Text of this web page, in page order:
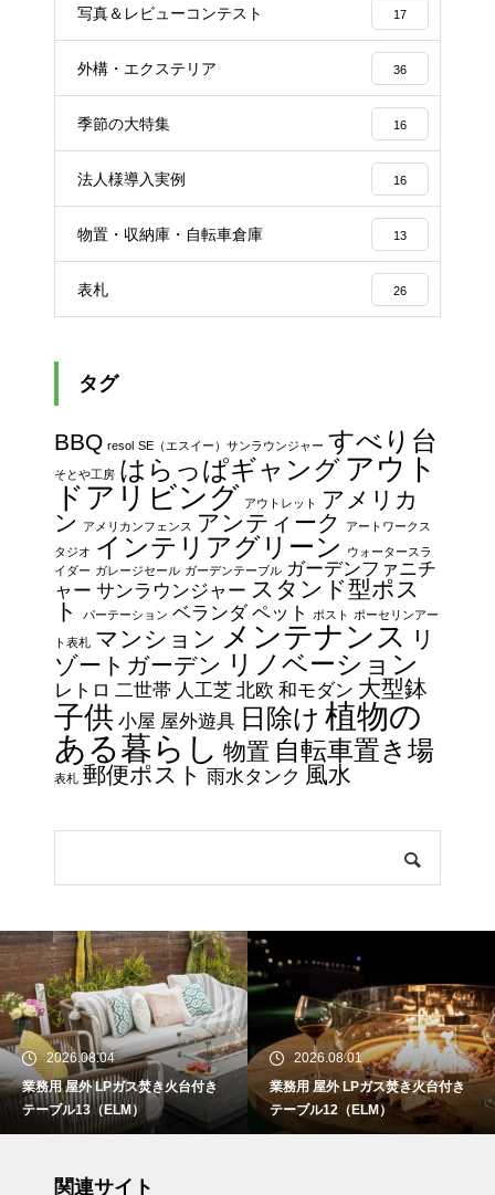
写真＆レビューコンテスト 17
外構・エクステリア 36
季節の大特集 16
法人様導入実例 16
物置・収納庫・自転車倉庫 13
表札 26
タグ
BBQ resol SE（エスイー）サンラウンジャー すべり台
そとや工房 はらっぱギャング アウト
ドアリビング アウトレット
アメリカ
ン
アメリカンフェンス アンティーク
アートワークス
タジオ インテリアグリーン
ウォータースラ
イダー ガレージセール ガーデンテーブル ガーデンファニチ
ャー サンラウンジャー スタンド型ポス
ト
パーテーション ベランダ ペット ポスト ポーセリンアー
ト表札 マンション メンテナンス リ
ゾートガーデン リノベーション
レトロ 二世帯 人工芝 北欧 和モダン 大型鉢
子供 小屋 屋外遊具 日除け 植物の
ある暮らし 物置 自転車置き場
表札 郵便ポスト 雨水タンク 風水
2026.08.04
業務用 屋外 LPガス焚き火台付き
テーブル13（ELM）
2026.08.01
業務用 屋外 LPガス焚き火台付き
テーブル12（ELM）
関連サイト